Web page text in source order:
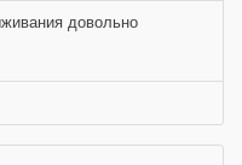
довольно